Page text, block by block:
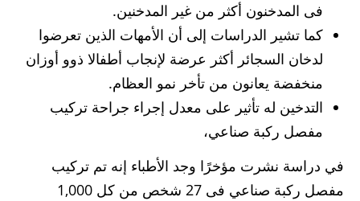
فى المدخنون أكثر من غير المدخنين.
كما تشير الدراسات إلى أن الأمهات الذين تعرضوا
لدخان السجائر أكثر عرضة لإنجاب أطفالا ذوو أوزان
منخفضة يعانون من تأخر نمو العظام.
التدخين له تأثير على معدل إجراء جراحة تركيب
مفصل ركبة صناعي،
في دراسة نشرت مؤخرًا وجد الأطباء إنه تم تركيب
مفصل ركبة صناعي فى 27 شخص من كل 1,000